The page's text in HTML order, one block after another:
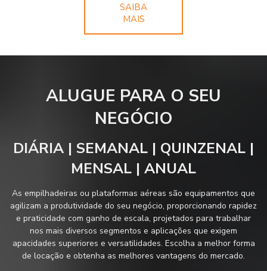
SAIBA
MAIS
ALUGUE PARA O SEU
NEGÓCIO
DIÁRIA | SEMANAL | QUINZENAL |
MENSAL | ANUAL
As empilhadeiras ou plataformas aéreas são equipamentos que
agilizam a produtividade do seu negócio, proporcionando rapidez
e praticidade com ganho de escala, projetados para trabalhar
nos mais diversos segmentos e aplicações que exigem
apacidades superiores e versatilidades. Escolha a melhor forma
de locação e obtenha as melhores vantagens do mercado.